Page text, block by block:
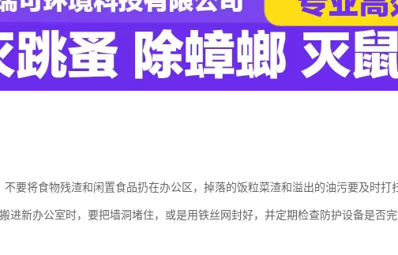
要将食物残渣和闲置食品扔在办公区，掉落的饭粒菜渣和溢出的油污要及时打
进新办公室时，要把墙洞堵住，或是用铁丝网封好，并定期检查防护设备是否